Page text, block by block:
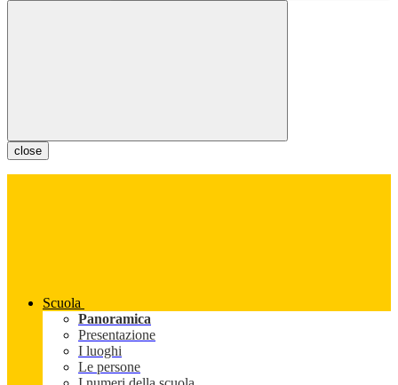
close
Scuola
Panoramica
Presentazione
I luoghi
Le persone